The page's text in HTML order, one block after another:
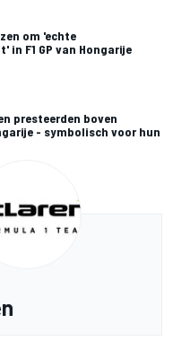
om 'echte
in F1 GP van Hongarije
presteerden boven
- symbolisch voor hun